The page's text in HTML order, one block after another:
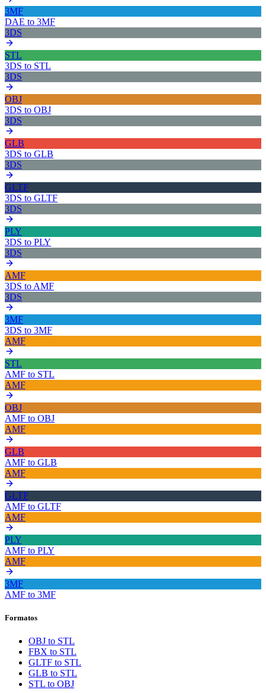
3MF
DAE to 3MF
3DS
STL
3DS to STL
3DS
OBJ
3DS to OBJ
3DS
GLB
3DS to GLB
3DS
GLTF
3DS to GLTF
3DS
PLY
3DS to PLY
3DS
AMF
3DS to AMF
3DS
3MF
3DS to 3MF
AMF
STL
AMF to STL
AMF
OBJ
AMF to OBJ
AMF
GLB
AMF to GLB
AMF
GLTF
AMF to GLTF
AMF
PLY
AMF to PLY
AMF
3MF
AMF to 3MF
Formatos
OBJ to STL
FBX to STL
GLTF to STL
GLB to STL
STL to OBJ